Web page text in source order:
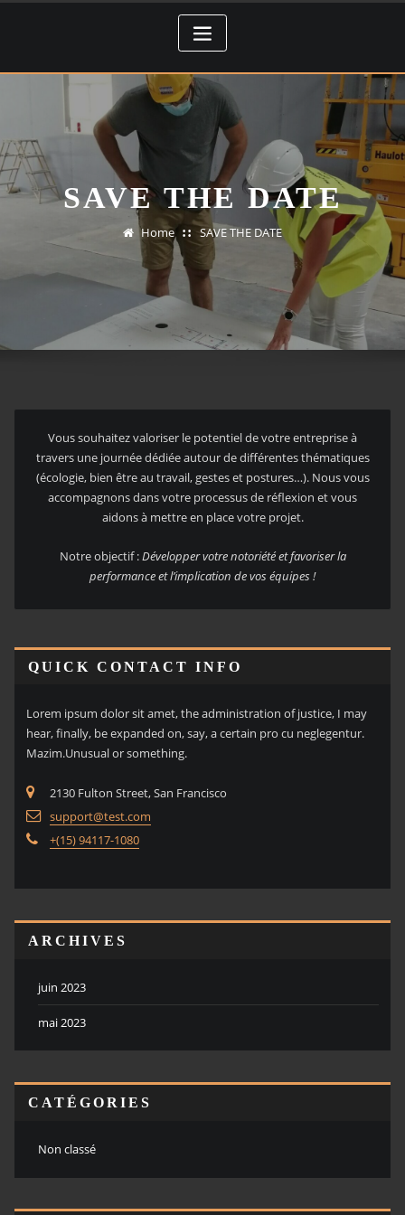
SAVE THE DATE
Home SAVE THE DATE
Vous souhaitez valoriser le potentiel de votre entreprise à
travers une journée dédiée autour de différentes thématiques
(écologie, bien être au travail, gestes et postures…). Nous vous
accompagnons dans votre processus de réflexion et vous
aidons à mettre en place votre projet.
Notre objectif :Développer votre notoriété et favoriser la
performance et l’implication de vos équipes !
QUICK CONTACT INFO
Lorem ipsum dolor sit amet, the administration of justice, I may
hear, finally, be expanded on, say, a certain pro cu neglegentur.
Mazim.Unusual or something.
2130 Fulton Street, San Francisco
support@test.com
+(15) 94117-1080
ARCHIVES
juin 2023
mai 2023
CATÉGORIES
Non classé